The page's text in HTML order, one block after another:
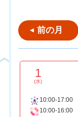
前の月
1
(水)
10:00-17:00
10:00-16:00